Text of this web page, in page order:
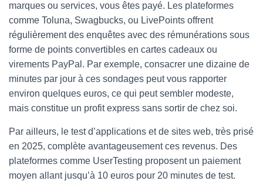
marques ou services, vous êtes payé. Les plateformes
comme Toluna, Swagbucks, ou LivePoints offrent
régulièrement des enquêtes avec des rémunérations sous
forme de points convertibles en cartes cadeaux ou
virements PayPal. Par exemple, consacrer une dizaine de
minutes par jour à ces sondages peut vous rapporter
environ quelques euros, ce qui peut sembler modeste,
mais constitue un profit express sans sortir de chez soi.
Par ailleurs, le test d’applications et de sites web, très prisé
en 2025, complète avantageusement ces revenus. Des
plateformes comme UserTesting proposent un paiement
moyen allant jusqu’à 10 euros pour 20 minutes de test.